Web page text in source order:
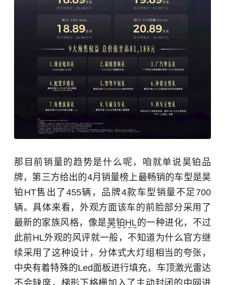
那目前销量的趋势是什么呢，咱就单说昊铂品
牌，第三方给出的4月销量榜上最畅销的车型是昊
铂HT售出了455辆，品牌4款车型销量不足700
辆。具体来看，外观方面该车的前脸部分采用了
最新的家族风格，像是昊铂HL的一种进化，不过
此前HL外观的风评就一般，不知道为什么官方继
续采用了这种设计，分体式大灯组相当的夸张，
中央有着特殊的Led面板进行填充，车顶激光雷达
不会缺席，梯形下格栅加入了主动封闭的中网进